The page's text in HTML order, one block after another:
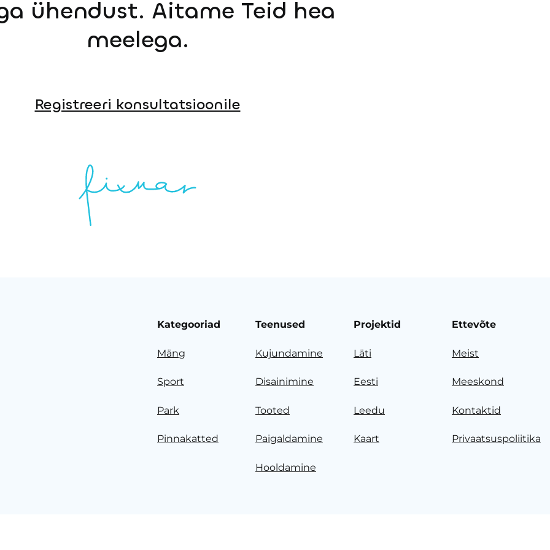
ühendust. Aitame Teid hea
meelega.
Registreeri konsultatsioonile
Kategooriad
Mäng
Sport
Park
Pinnakatted
Teenused
Kujundamine
Disainimine
Tooted
Paigaldamine
Hooldamine
Projektid
Läti
Eesti
Leedu
Kaart
Ettevõte
Meist
Meeskond
Kontaktid
Privaatsuspoliitika